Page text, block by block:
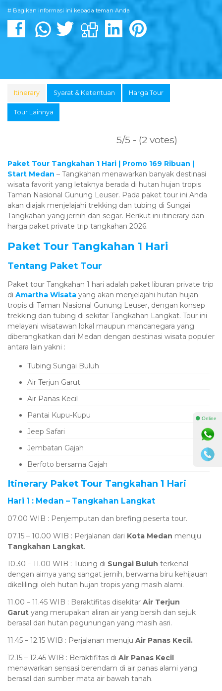
# Bagikan informasi ini kepada teman Anda
Itinerary Syarat & Ketentuan Harga Tour
Tour Lainnya
5/5 - (2 votes)
Paket Tour Tangkahan 1 Hari | Promo 169 Ribuan |
Start Medan – Tangkahan menawarkan banyak destinasi
wisata favorit yang letaknya berada di hutan hujan tropis
Taman Nasional Gunung Leuser. Pada paket tour ini Anda
akan diajak menjelajahi trekking dan tubing di Sungai
Tangkahan yang jernih dan segar. Berikut ini itinerary dan
harga paket private trip tangkahan 2026.
Paket Tour Tangkahan 1 Hari
Tentang Paket Tour
Paket tour Tangkahan 1 hari adalah paket liburan private trip
di Amartha Wisata yang akan menjelajahi hutan hujan
tropis di Taman Nasional Gunung Leuser, dengan konsep
trekking dan tubing di sekitar Tangkahan Langkat. Tour ini
melayani wisatawan lokal maupun mancanegara yang
diberangkatkan dari Medan dengan destinasi wisata populer
antara lain yakni :
Tubing Sungai Buluh
Air Terjun Garut
Air Panas Kecil
Pantai Kupu-Kupu
Jeep Safari
Jembatan Gajah
Berfoto bersama Gajah
Itinerary Paket Tour Tangkahan 1 Hari
Hari 1 : Medan – Tangkahan Langkat
07.00 WIB : Penjemputan dan brefing peserta tour.
07.15 – 10.00 WIB : Perjalanan dari Kota Medan menuju
Tangkahan Langkat.
10.30 – 11.00 WIB : Tubing di Sungai Buluh terkenal
dengan airnya yang sangat jernih, berwarna biru kehijauan
dikelilingi oleh hutan hujan tropis yang masih alami.
11.00 – 11.45 WIB : Beraktifitas disekitar Air Terjun
Garut yang merupakan aliran air yang bersih dan sejuk
berasal dari hutan pegunungan yang masih asri.
11.45 – 12.15 WIB : Perjalanan menuju Air Panas Kecil.
12.15 – 12.45 WIB : Beraktifitas di Air Panas Kecil
menawarkan sensasi berendam di air panas alami yang
berasal dari sumber mata air bawah tanah.
⚫ Online